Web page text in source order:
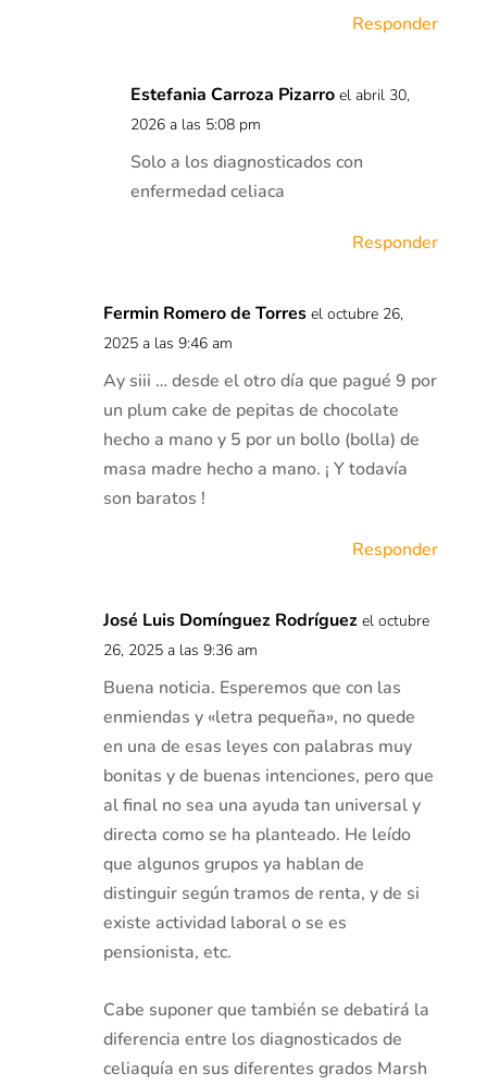
Responder
Estefania Carroza Pizarro el abril 30,
2026 a las 5:08 pm
Solo a los diagnosticados con
enfermedad celiaca
Responder
Fermin Romero de Torres el octubre 26,
2025 a las 9:46 am
Ay siii … desde el otro día que pagué 9 por
un plum cake de pepitas de chocolate
hecho a mano y 5 por un bollo (bolla) de
masa madre hecho a mano. ¡ Y todavía
son baratos !
Responder
José Luis Domínguez Rodríguez el octubre
26, 2025 a las 9:36 am
Buena noticia. Esperemos que con las
enmiendas y «letra pequeña», no quede
en una de esas leyes con palabras muy
bonitas y de buenas intenciones, pero que
al final no sea una ayuda tan universal y
directa como se ha planteado. He leído
que algunos grupos ya hablan de
distinguir según tramos de renta, y de si
existe actividad laboral o se es
pensionista, etc.
Cabe suponer que también se debatirá la
diferencia entre los diagnosticados de
celiaquía en sus diferentes grados Marsh